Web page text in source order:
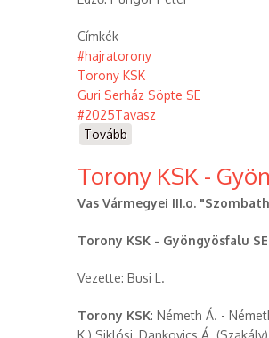
Címkék
#hajratorony
Torony KSK
Guri Serház Söpte SE
#2025Tavasz
Tovább
Söpte
SE
-
(2025.06.01.))
Torony KSK -
Vas Vármegyei III.o.
Torony KSK - Gyöngyösfalu
Vezette: Busi L.
Torony KSK: Németh Á. -
K.) Siklósi, Dankovics Á.